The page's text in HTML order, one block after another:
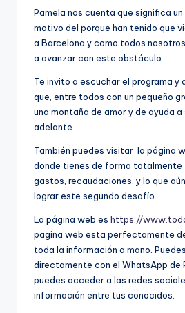
Pamela nos cuenta que significa un
motivo del porque han tenido que
a Barcelona y como todos
a avanzar con este obstáculo.
Te invito a escuchar el programa y
que, entre todos con un pequeño
una montaña de amor y de ayuda
adelante.
También puedes visitar la página
donde tienes de forma totalmente
gastos, recaudaciones, y lo que
lograr este segundo desafío.
La página web es https://
pagina web esta perfectamente
toda la información a mano.
directamente con el WhatsApp de
puedes acceder a las redes
información entre tus conocidos.